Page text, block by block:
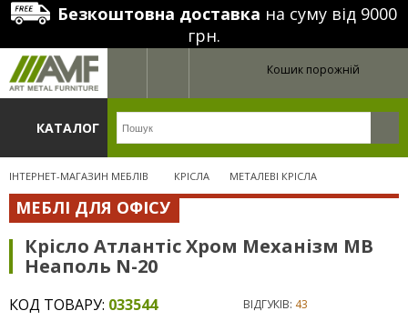
Безкоштовна доставка на суму від 9000
грн.
Кошик порожній
КАТАЛОГ
ІНТЕРНЕТ-МАГАЗИН МЕБЛІВ КРІСЛА МЕТАЛЕВІ КРІСЛА
МЕБЛІ ДЛЯ ОФІСУ
Крісло Атлантіс Хром Механізм МВ
Неаполь N-20
КОД ТОВАРУ: 033544 ВІДГУКІВ: 43